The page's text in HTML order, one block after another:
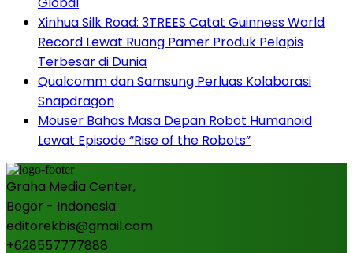
Xinhua Silk Road: 3TREES Catat Guinness World
Record Lewat Ruang Pamer Produk Pelapis
Terbesar di Dunia
Qualcomm dan Samsung Perluas Kolaborasi
Snapdragon
Mouser Bahas Masa Depan Robot Humanoid
Lewat Episode “Rise of the Robots”
Graha Media Center,
Bogor - Indonesia
editorekbis@gmail.com
+628557777888